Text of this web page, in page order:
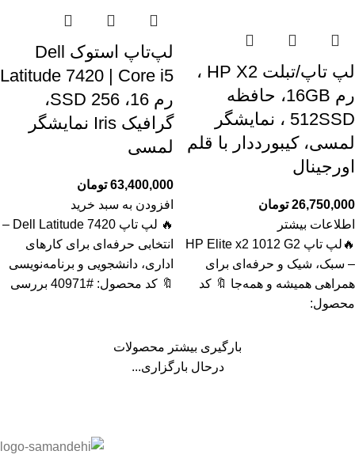
لپ تاپ/تبلت HP X2 ،
رم 16GB، حافظه
512SSD ، نمایشگر
لمسی، کیبورددار با قلم
اورجینال
26,750,000 تومان
اطلاعات بیشتر
🔥لپ تاپ HP Elite x2 1012 G2
– سبک، شیک و حرفه‌ای برای
همراهی همیشه و همه‌جا 🔖 کد
محصول:
لپ‌تاپ استوک Dell
Latitude 7420 | Core i5
رم 16، SSD 256،
گرافیک Iris نمایشگر
لمسی
63,400,000 تومان
افزودن به سبد خرید
🔥 لپ تاپ Dell Latitude 7420 –
انتخابی حرفه‌ای برای کارهای
اداری، دانشجویی و برنامه‌نویسی
🔖 کد محصول: #40971 بررسی
بارگیری بیشتر محصولات
درحال بارگزاری...